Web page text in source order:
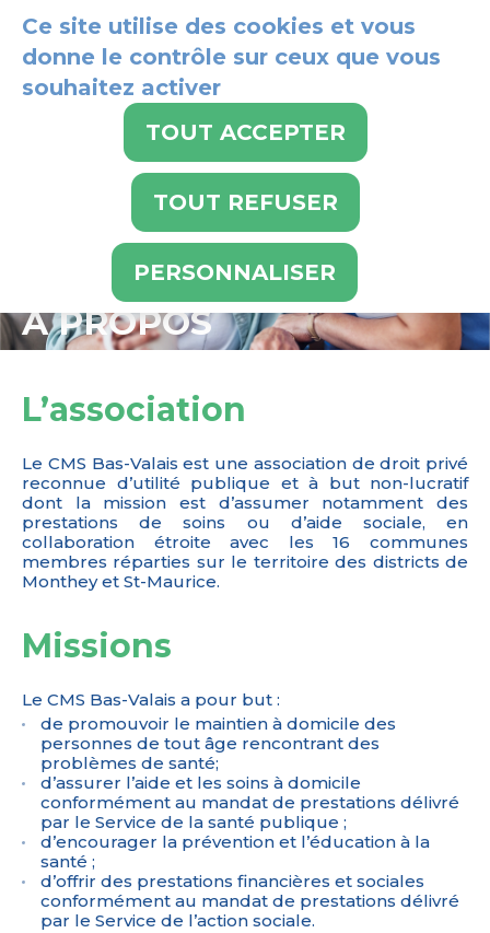
À PROPOS
L’association
Le CMS Bas-Valais est une association de droit privé
reconnue d’utilité publique et à but non-lucratif
dont la mission est d’assumer notamment des
prestations de soins ou d’aide sociale, en
collaboration étroite avec les 16 communes
membres réparties sur le territoire des districts de
Monthey et St-Maurice.
Missions
Le CMS Bas-Valais a pour but :
de promouvoir le maintien à domicile des
personnes de tout âge rencontrant des
problèmes de santé;
d’assurer l’aide et les soins à domicile
conformément au mandat de prestations délivré
par le Service de la santé publique ;
d’encourager la prévention et l’éducation à la
santé ;
d’offrir des prestations financières et sociales
conformément au mandat de prestations délivré
par le Service de l’action sociale.
Panneau de gestion des cookies
Ce site utilise des cookies et vous
donne le contrôle sur ceux que vous
souhaitez activer
TOUT ACCEPTER
TOUT REFUSER
PERSONNALISER